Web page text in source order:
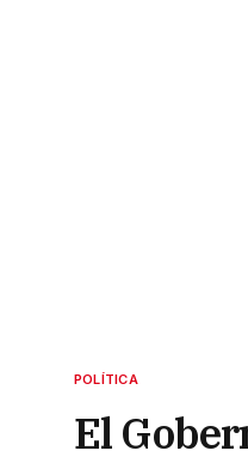
POLÍTICA
El